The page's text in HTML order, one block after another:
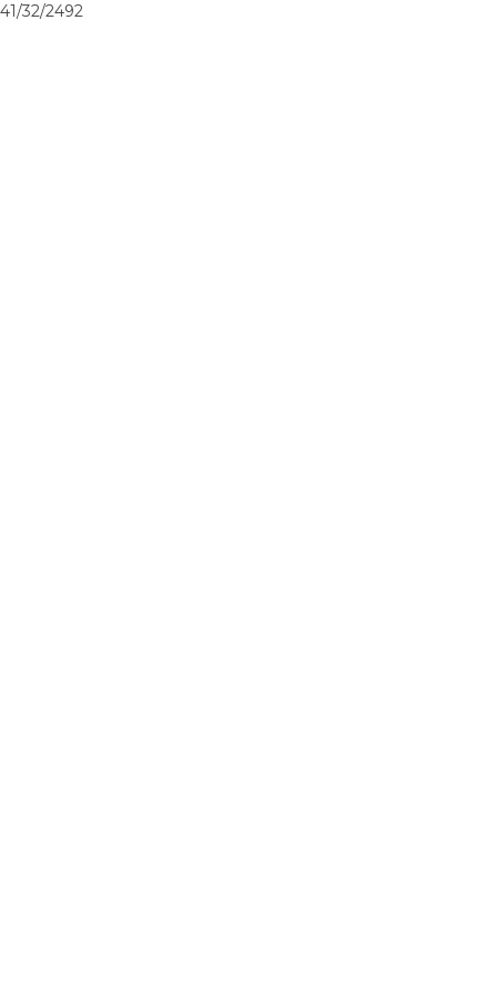
41/32/2492